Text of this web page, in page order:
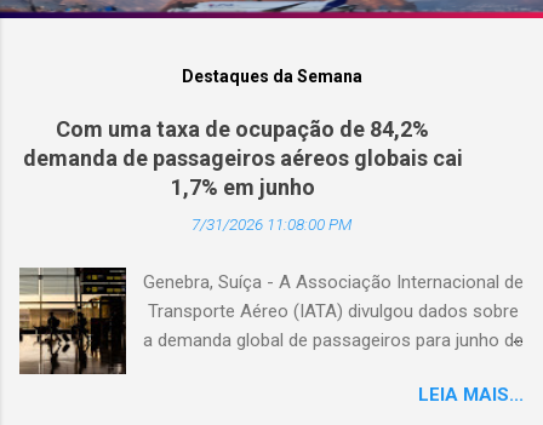
Destaques da Semana
Com uma taxa de ocupação de 84,2%
demanda de passageiros aéreos globais cai
1,7% em junho
7/31/2026 11:08:00 PM
Genebra, Suíça - A Associação Internacional de
Transporte Aéreo (IATA) divulgou dados sobre
a demanda global de passageiros para junho de
passageiros-quilômetro pagos (RPK), caiu 1,7%
LEIA MAIS...